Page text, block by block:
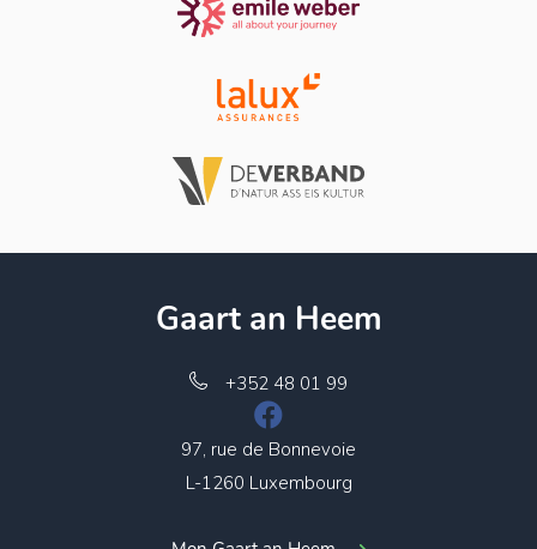
Gaart an Heem
+352 48 01 99
97, rue de Bonnevoie
L-1260 Luxembourg